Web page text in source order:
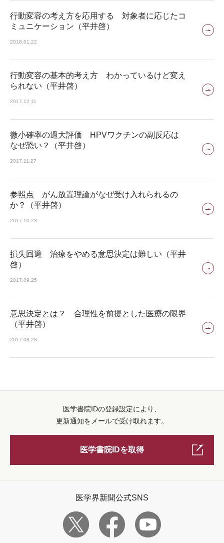
行動変容の考え方を応用する 対象者に応じたコ
ミュニケーション（平井啓）
2018.01.22
行動変容の基本的考え方 わかっているけど変え
られない（平井啓）
2017.12.11
微小確率の過大評価 HPVワクチンの副反応は
なぜ恐い？（平井啓）
2017.11.27
参照点 がん放置理論がなぜ受け入れられるの
か？（平井啓）
2017.10.23
損失回避 治療をやめる意思決定は難しい（平井
啓）
2017.09.25
意思決定とは？ 合理性を前提とした医療の限界
（平井啓）
2017.08.28
医学書院IDの登録設定により、
更新通知をメールで受け取れます。
医学書院IDを取得
医学界新聞公式SNS